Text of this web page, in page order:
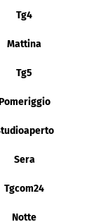
Tg4
Mattina
Tg5
Sera
Tgcom24
Notte